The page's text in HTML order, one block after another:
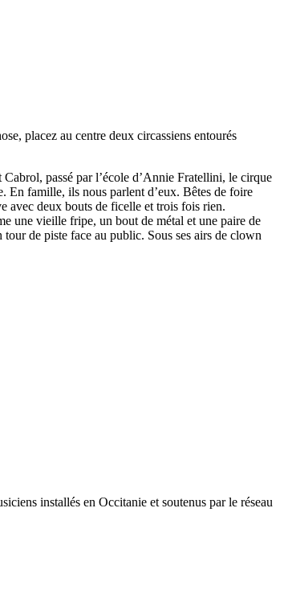
placez au centre deux circassiens entourés
passé par l’école d’Annie Fratellini, le cirque
En famille, ils nous parlent d’eux. Bêtes de foire
avec deux bouts de ficelle et trois fois rien.
une vieille fripe, un bout de métal et une paire de
de piste face au public. Sous ses airs de clown
installés en Occitanie et soutenus par le réseau